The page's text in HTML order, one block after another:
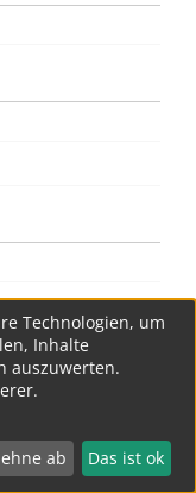
Technologien, um
Inhalte
auszuwerten.
ab Das ist ok